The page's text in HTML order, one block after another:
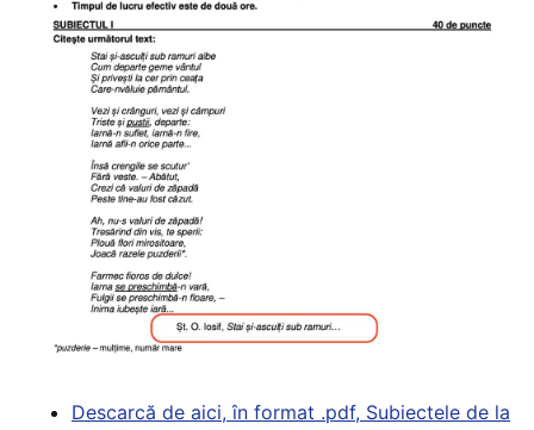
Descarcă de aici, în format .pdf, Subiectele de la